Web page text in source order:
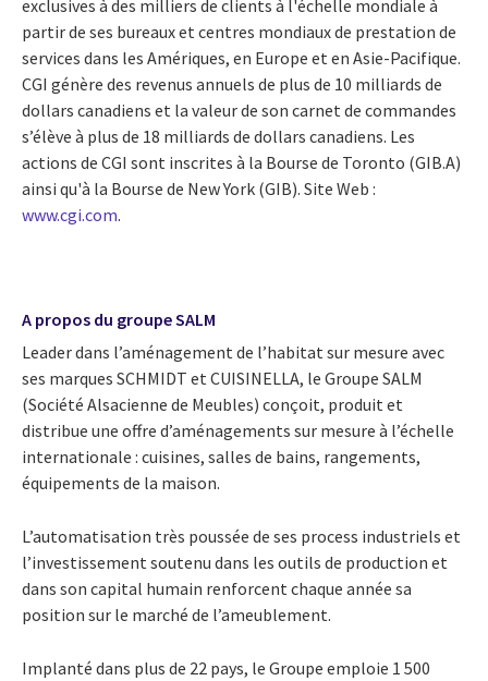
exclusives à des milliers de clients à l'échelle mondiale à
partir de ses bureaux et centres mondiaux de prestation de
services dans les Amériques, en Europe et en Asie-Pacifique.
CGI génère des revenus annuels de plus de 10 milliards de
dollars canadiens et la valeur de son carnet de commandes
s’élève à plus de 18 milliards de dollars canadiens. Les
actions de CGI sont inscrites à la Bourse de Toronto (GIB.A)
ainsi qu'à la Bourse de New York (GIB). Site Web :
www.cgi.com.
A propos du groupe SALM
Leader dans l’aménagement de l’habitat sur mesure avec
ses marques SCHMIDT et CUISINELLA, le Groupe SALM
(Société Alsacienne de Meubles) conçoit, produit et
distribue une offre d’aménagements sur mesure à l’échelle
internationale : cuisines, salles de bains, rangements,
équipements de la maison.
L’automatisation très poussée de ses process industriels et
l’investissement soutenu dans les outils de production et
dans son capital humain renforcent chaque année sa
position sur le marché de l’ameublement.
Implanté dans plus de 22 pays, le Groupe emploie 1 500